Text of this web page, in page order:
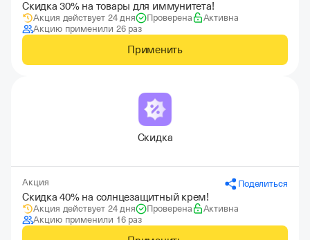
Скидка 30% на товары для иммунитета!
Акция действует 24 дня Проверена
Активна
Акцию применили 26 раз
Применить
Скидка
Акция Поделиться
Скидка 40% на солнцезащитный крем!
Акция действует 24 дня Проверена
Активна
Акцию применили 16 раз